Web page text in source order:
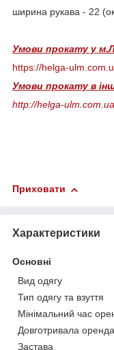
ширина рукава - 22
Умови прокату у
https://helga-
Умови прокату в
http://helga-
Приховати
Характеристики
Основні
Вид одягу
Тип одягу та взуття
Мінімальний час
Довготривала оренда
Застава